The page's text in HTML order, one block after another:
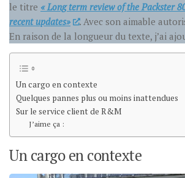
le titre « Long term review of the Packster
recent updates»
. Avec son aimable
En raison de la longueur du texte, j’ai
Un cargo en contexte
Quelques pannes plus ou moins inattendues
Sur le service client de R&M
J’aime ça :
Un cargo en contexte